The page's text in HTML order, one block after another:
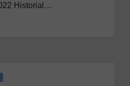
Historial…